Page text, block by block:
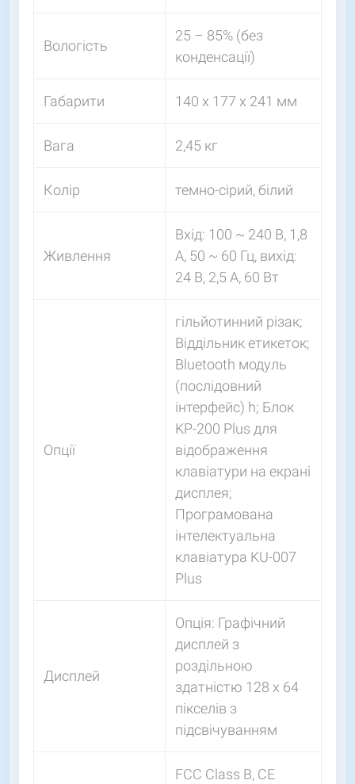
Вологість
25 – 85% (без
конденсації)
Габарити 140 x 177 x 241 мм
Вага 2,45 кг
Колір темно-сірий, білий
Живлення
Вхід: 100 ~ 240 В, 1,8
А, 50 ~ 60 Гц, вихід:
24 В, 2,5 A, 60 Вт
Опції
гільйотинний різак;
Віддільник етикеток;
Bluetooth модуль
(послідовний
інтерфейс) h; Блок
KP-200 Plus для
відображення
клавіатури на екрані
дисплея;
Програмована
інтелектуальна
клавіатура KU-007
Plus
Дисплей
Опція: Графічний
дисплей з
роздільною
здатністю 128 x 64
пікселів з
підсвічуванням
FCC Class B, CE